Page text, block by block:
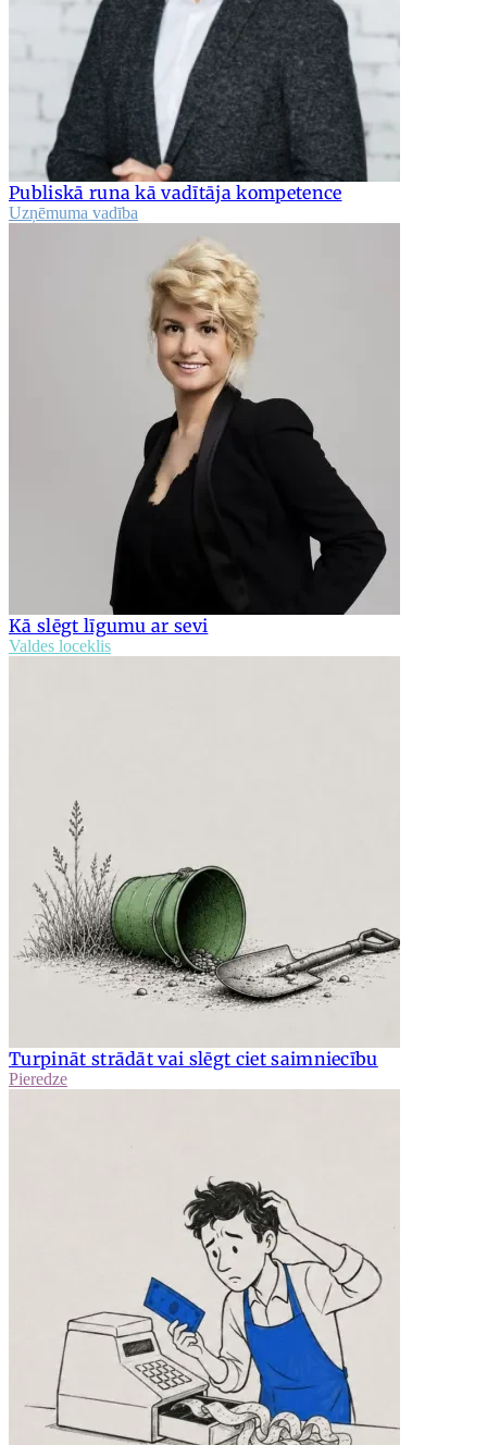
Publiskā runa kā vadītāja kompetence
Uzņēmuma vadība
Kā slēgt līgumu ar sevi
Valdes loceklis
Turpināt strādāt vai slēgt ciet saimniecību
Pieredze